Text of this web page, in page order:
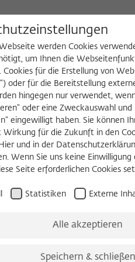
FELLOW WERDEN
Permanent Fellows Alumni
Dr.
to November
werden Cookies
um Ihnen die
Cookies für die Erstellung von
oder für die Bereitstellung
hingegen nur verwendet,
oder eine Zweckauswahl und
eingewilligt haben. Sie können
Wirkung für die Zukunft in den
und in der
Wenn Sie uns keine
Seite erforderlichen Cookies
Statistiken Externe
Alle akzeptieren
Speichern & schließen